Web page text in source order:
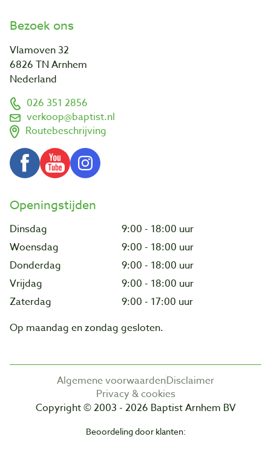
Bezoek ons
Vlamoven 32
6826 TN Arnhem
Nederland
026 351 2856
verkoop@baptist.nl
Routebeschrijving
Openingstijden
Dinsdag
9:00 - 18:00 uur
Woensdag
9:00 - 18:00 uur
Donderdag
9:00 - 18:00 uur
Vrijdag
9:00 - 18:00 uur
Zaterdag
9:00 - 17:00 uur
Op maandag en zondag gesloten.
Algemene voorwaardenDisclaimer
Privacy & cookies
Copyright © 2003 - 2026 Baptist Arnhem BV
Beoordeling door klanten: